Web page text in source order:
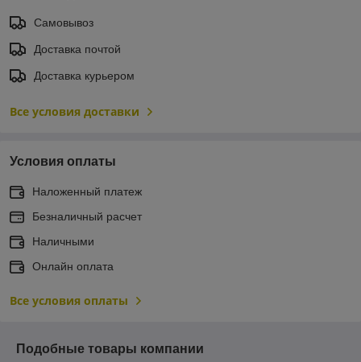
Самовывоз
Доставка почтой
Доставка курьером
Все условия доставки
Условия оплаты
Наложенный платеж
Безналичный расчет
Наличными
Онлайн оплата
Все условия оплаты
Подобные товары компании